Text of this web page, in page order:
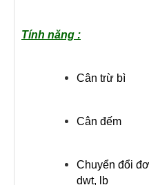
Tính năng :
Cân trừ bì
Cân đếm
Chuyển đổi
dwt, lb